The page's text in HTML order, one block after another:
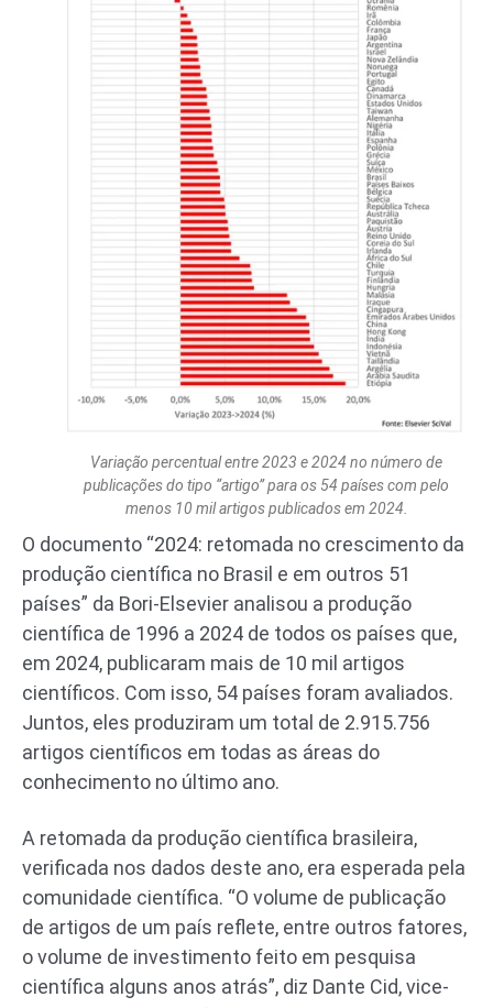
Variação percentual entre 2023 e 2024 no número de
publicações do tipo “artigo” para os 54 países com pelo
menos 10 mil artigos publicados em 2024.
O documento “2024: retomada no crescimento da
produção científica no Brasil e em outros 51
países” da Bori-Elsevier analisou a produção
científica de 1996 a 2024 de todos os países que,
em 2024, publicaram mais de 10 mil artigos
científicos. Com isso, 54 países foram avaliados.
Juntos, eles produziram um total de 2.915.756
artigos científicos em todas as áreas do
conhecimento no último ano.
A retomada da produção científica brasileira,
verificada nos dados deste ano, era esperada pela
comunidade científica. “O volume de publicação
de artigos de um país reflete, entre outros fatores,
o volume de investimento feito em pesquisa
científica alguns anos atrás”, diz Dante Cid, vice-